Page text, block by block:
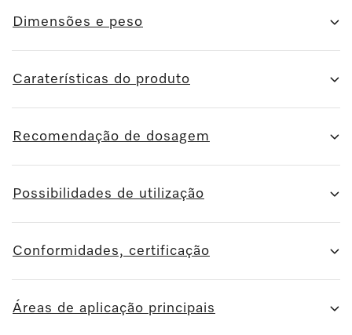
Dimensões e peso
Caraterísticas do produto
Recomendação de dosagem
Possibilidades de utilização
Conformidades, certificação
Áreas de aplicação principais